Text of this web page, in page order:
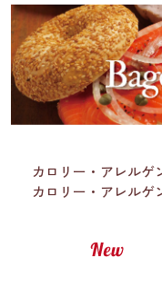
カロリー・アレルゲ
カロリー・アレルゲ